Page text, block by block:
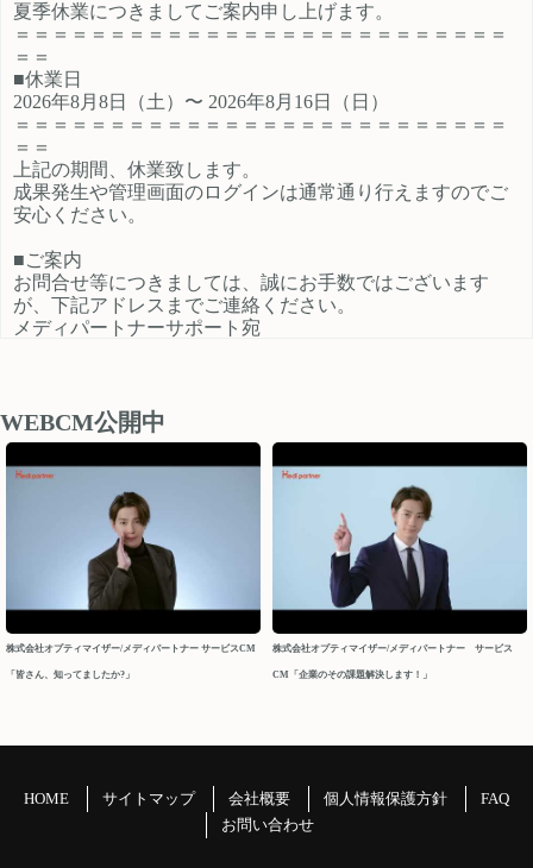
ィリエイター様は「お問い合わせは
こちら」からご連絡ください。
夏季休業につきましてご案内申し上げます。
＝＝＝＝＝＝＝＝＝＝＝＝＝＝＝＝＝＝＝＝＝＝＝＝＝＝
＝＝
■休業日
2026年8月8日（土）〜 2026年8月16日（日）
＝＝＝＝＝＝＝＝＝＝＝＝＝＝＝＝＝＝＝＝＝＝＝＝＝＝
＝＝
上記の期間、休業致します。
成果発生や管理画面のログインは通常通り行えますのでご
安心ください。
■ご案内
お問合せ等につきましては、誠にお手数ではございます
が、下記アドレスまでご連絡ください。
メディパートナーサポート宛
後、順次確認し対応させていただきます。
以上、ご迷惑をお掛け致しますが、どうぞよろしくお願い
申し上げます。
今後ともメディパートナーを何卒よろしくお願いいたしま
メディパートナーサポート
2026/04/10
ートでございます。
GW休業につきましてご案内申し上げます。
WEBCM公開中
株式会社オプティマイザー/メディパートナー サービスCM
「皆さん、知ってましたか?」
株式会社オプティマイザー/メディパートナー サービス
CM「企業のその課題解決します！」
HOME サイトマップ 会社概要 個人情報保護方針
FAQ
お問い合わせ